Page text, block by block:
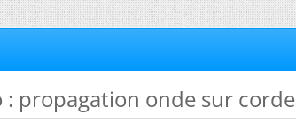
: propagation onde sur corde